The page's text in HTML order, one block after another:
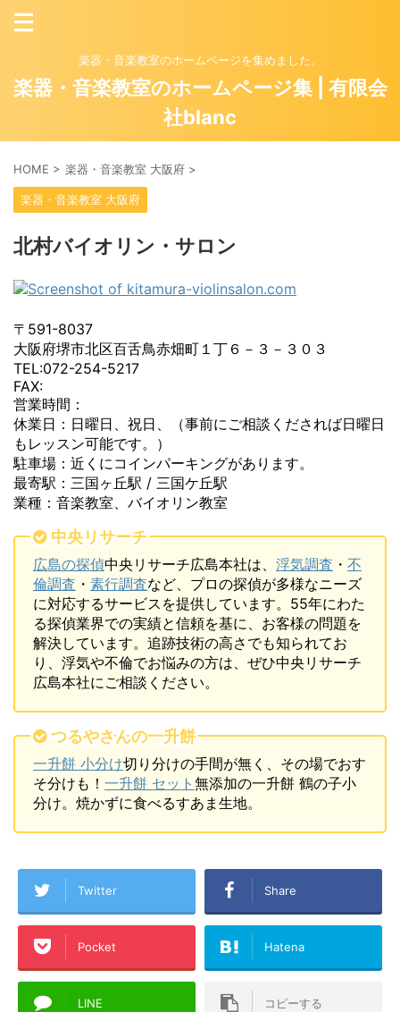
楽器・音楽教室のホームページを集めました。
楽器・音楽教室のホームページ集 | 有限会
社blanc
HOME > 楽器・音楽教室 大阪府 >
楽器・音楽教室 大阪府
北村バイオリン・サロン
〒591-8037
大阪府堺市北区百舌鳥赤畑町１丁６－３－３０３
TEL:072-254-5217
FAX:
営業時間：
休業日：日曜日、祝日、（事前にご相談くだされば日曜日
もレッスン可能です。）
駐車場：近くにコインパーキングがあります。
最寄駅：三国ヶ丘駅 / 三国ケ丘駅
業種：音楽教室、バイオリン教室
中央リサーチ
広島の探偵中央リサーチ広島本社は、 浮気調査 ・ 不
倫調査 ・ 素行調査など、プロの探偵が多様なニーズ
に対応するサービスを提供しています。55年にわた
る探偵業界での実績と信頼を基に、お客様の問題を
解決しています。追跡技術の高さでも知られてお
り、浮気や不倫でお悩みの方は、ぜひ中央リサーチ
広島本社にご相談ください。
つるやさんの一升餅
一升餅 小分け切り分けの手間が無く、その場でおす
そ分けも！ 一升餅 セット 無添加の一升餅 鶴の子小
分け。焼かずに食べるすあま生地。
Twitter Share
Pocket Hatena
LINE コピーする